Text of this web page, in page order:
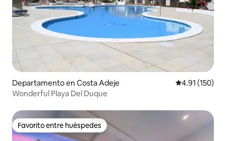
Departamento en Costa Adeje Calificación
4.91 (150)
Wonderful Playa Del Duque
Favorito entre huéspedes
Favorito entre huéspedes